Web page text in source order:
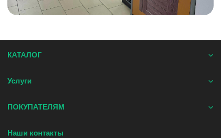
КАТАЛОГ
Услуги
ПОКУПАТЕЛЯМ
Наши контакты